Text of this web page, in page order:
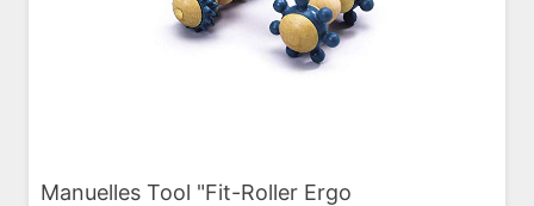
Manuelles Tool "Fit-Roller Ergo